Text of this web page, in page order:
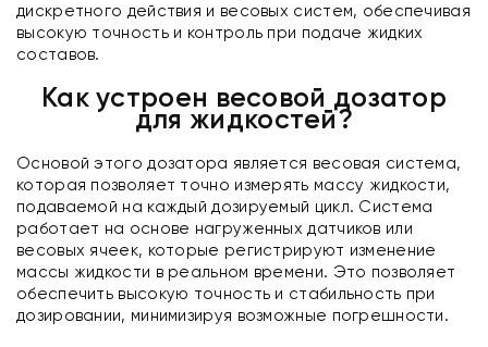
дискретного действия и весовых систем, обеспечивая
высокую точность и контроль при подаче жидких
составов.
Как устроен весовой дозатор
для жидкостей?
Основой этого дозатора является весовая система,
которая позволяет точно измерять массу жидкости,
подаваемой на каждый дозируемый цикл. Система
работает на основе нагруженных датчиков или
весовых ячеек, которые регистрируют изменение
массы жидкости в реальном времени. Это позволяет
обеспечить высокую точность и стабильность при
дозировании, минимизируя возможные погрешности.